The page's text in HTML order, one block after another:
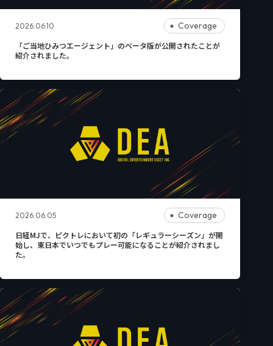
2026.06.10 Coverage
「ご当地ひみつエージェント」のベータ版が公開されたことが
紹介されました。
2026.06.05 Coverage
日経MJで、ピクトレにおいて初の「レギュラーシーズン」が開
始し、東日本でいつでもプレー可能になることが紹介されまし
た。